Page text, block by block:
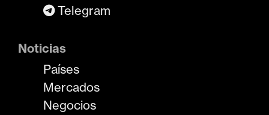
Telegram
Noticias
Países
Mercados
Negocios